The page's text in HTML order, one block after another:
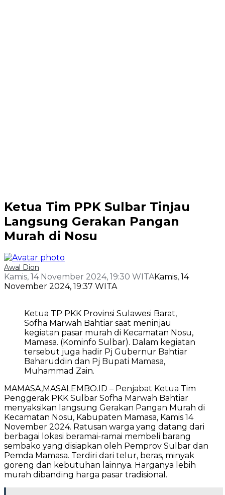
Ketua Tim PPK Sulbar Tinjau
Langsung Gerakan Pangan
Murah di Nosu
Awal Dion
Kamis, 14 November 2024, 19:30 WITAKamis, 14
November 2024, 19:37 WITA
Ketua TP PKK Provinsi Sulawesi Barat,
Sofha Marwah Bahtiar saat meninjau
kegiatan pasar murah di Kecamatan Nosu,
Mamasa. (Kominfo Sulbar). Dalam kegiatan
tersebut juga hadir Pj Gubernur Bahtiar
Baharuddin dan Pj Bupati Mamasa,
Muhammad Zain.
MAMASA,MASALEMBO.ID – Penjabat Ketua Tim
Penggerak PKK Sulbar Sofha Marwah Bahtiar
menyaksikan langsung Gerakan Pangan Murah di
Kecamatan Nosu, Kabupaten Mamasa, Kamis 14
November 2024. Ratusan warga yang datang dari
berbagai lokasi beramai-ramai membeli barang
sembako yang disiapkan oleh Pemprov Sulbar dan
Pemda Mamasa. Terdiri dari telur, beras, minyak
goreng dan kebutuhan lainnya. Harganya lebih
murah dibanding harga pasar tradisional.